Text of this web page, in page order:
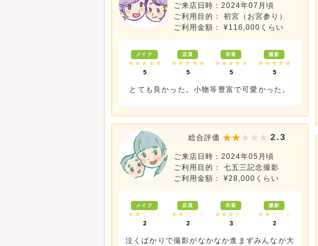
ご来店日時：2024年07月頃
ご利用目的： 初宮（お宮参り）
ご利用金額： ¥116,000くらい
メイク
★★★★★
5
店員
★★★★★
5
衣装
★★★★★
5
撮影
★★★★★
5
とても良かった。小物等豊富で可愛かった。
総合評価 2.3
ご来店日時：2024年05月頃
ご利用目的： 七五三記念撮影
ご利用金額： ¥28,000くらい
メイク
★★☆☆☆
2
店員
★★☆☆☆
2
衣装
★★★☆☆
3
撮影
★★☆☆☆
2
泣くばかりで撮影がなかなか進まずみんなが大